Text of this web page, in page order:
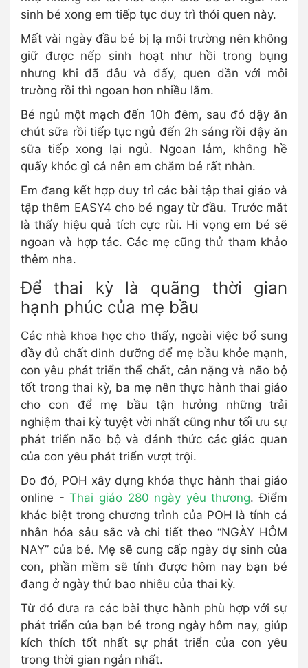
sinh bé xong em tiếp tục duy trì thói quen này.
Mất vài ngày đầu bé bị lạ môi trường nên không
giữ được nếp sinh hoạt như hồi trong bụng
nhưng khi đã đâu và đấy, quen dần với môi
trường rồi thì ngoan hơn nhiều lắm.
Bé ngủ một mạch đến 10h đêm, sau đó dậy ăn
chút sữa rồi tiếp tục ngủ đến 2h sáng rồi dậy ăn
sữa tiếp xong lại ngủ. Ngoan lắm, không hề
quấy khóc gì cả nên em chăm bé rất nhàn.
Em đang kết hợp duy trì các bài tập thai giáo và
tập thêm EASY4 cho bé ngay từ đầu. Trước mắt
là thấy hiệu quả tích cực rùi. Hi vọng em bé sẽ
ngoan và hợp tác. Các mẹ cũng thử tham khảo
thêm nha.
Để thai kỳ là quãng thời gian
hạnh phúc của mẹ bầu
Các nhà khoa học cho thấy, ngoài việc bổ sung
đầy đủ chất dinh dưỡng để mẹ bầu khỏe mạnh,
con yêu phát triển thể chất, cân nặng và não bộ
tốt trong thai kỳ, ba mẹ nên thực hành thai giáo
cho con để mẹ bầu tận hưởng những trải
nghiệm thai kỳ tuyệt vời nhất cũng như tối ưu sự
phát triển não bộ và đánh thức các giác quan
của con yêu phát triển vượt trội.
Do đó, POH xây dựng khóa thực hành thai giáo
online -Thai giáo 280 ngày yêu thương. Điểm
khác biệt trong chương trình của POH là tính cá
nhân hóa sâu sắc và chi tiết theo “NGÀY HÔM
NAY” của bé. Mẹ sẽ cung cấp ngày dự sinh của
con, phần mềm sẽ tính được hôm nay bạn bé
đang ở ngày thứ bao nhiêu của thai kỳ.
Từ đó đưa ra các bài thực hành phù hợp với sự
phát triển của bạn bé trong ngày hôm nay, giúp
kích thích tốt nhất sự phát triển của con yêu
trong thời gian ngắn nhất.